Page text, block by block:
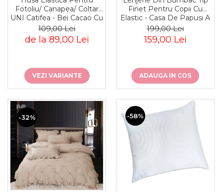
Fotoliu/ Canapea/ Coltar
UNI Catifea - Bej Cacao Cu
Lapte
109,00 Lei
de la 89,00 Lei
VEZI VARIANTE
Finet Pentru Copii Cu
Elastic - Casa De Papusi A
Lui Gabby - Gabby's
Dollhouse
199,00 Lei
159,00 Lei
ADAUGA IN COS
-32% -58%